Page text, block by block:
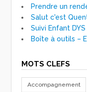
Prendre un
Salut c'est
Suivi Enfant DYS
Boîte à outils –
MOTS CLEFS
Accompagnement